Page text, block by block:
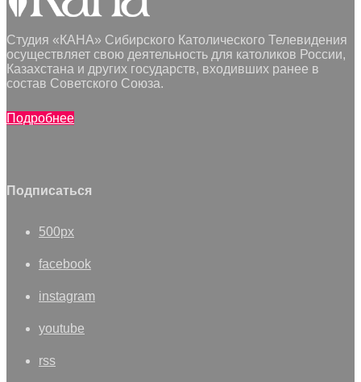
Студия «КАНА» Сибирского Католического Телевидения
осуществляет свою деятельность для католиков России,
Казахстана и других государств, входивших ранее в
состав Советского Союза.
Подробнее
Подписаться
500px
facebook
instagram
youtube
rss